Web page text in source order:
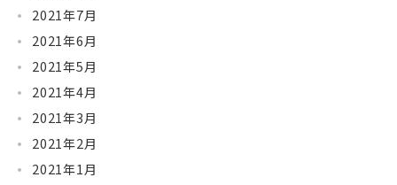
2021年7月
2021年6月
2021年5月
2021年4月
2021年3月
2021年2月
2021年1月